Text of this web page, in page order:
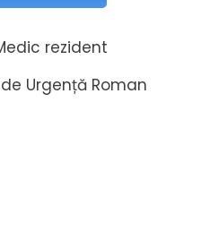
rezident
Urgență Roman